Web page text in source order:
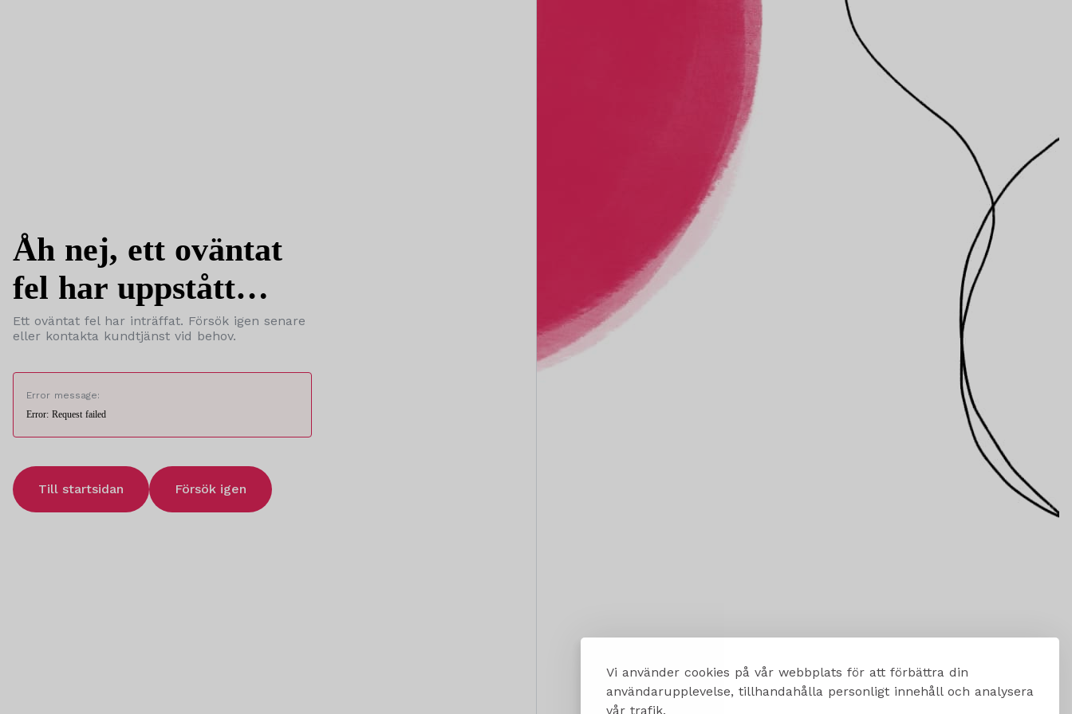
Vi använder cookies på vår webbplats för att förbättra din
användarupplevelse, tillhandahålla personligt innehåll och analysera
vår trafik.
Åh nej, ett oväntat
fel har uppstått…
Ett oväntat fel har inträffat. Försök igen senare
eller kontakta kundtjänst vid behov.
Error message:
Error: Request failed
Till startsidan Försök igen